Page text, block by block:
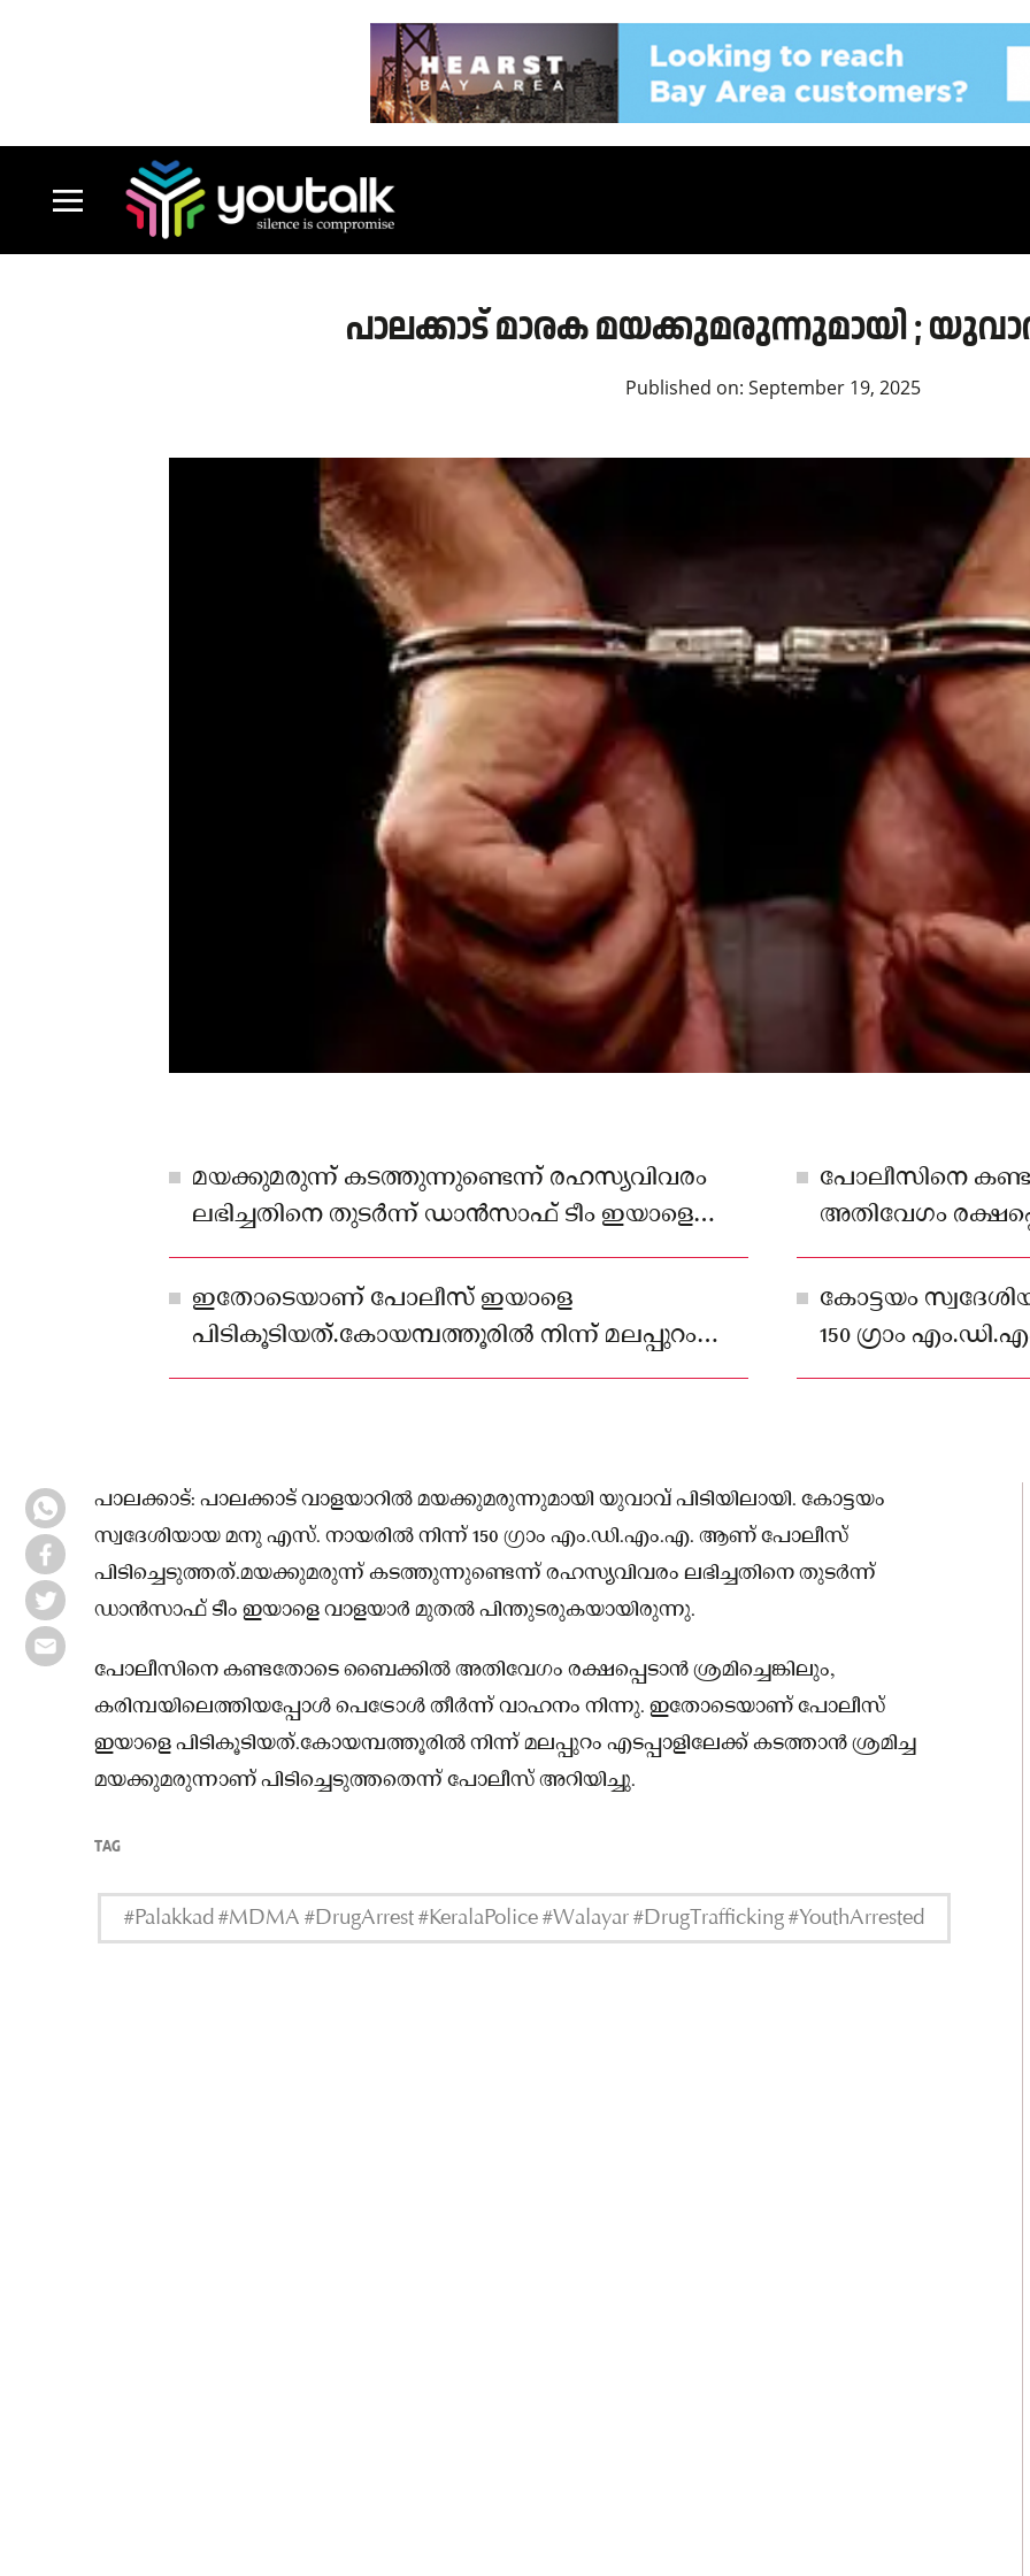
പാലക്കാട് മാരക മയക്കുമരുന്നുമായി ;
Published on: September 19, 2025
മയക്കുമരുന്ന് കടത്തുന്നുണ്ടെന്ന് രഹസ്യവിവരം
ലഭിച്ചതിനെ തുടർന്ന് ഡാൻസാഫ് ടീം ഇയാളെ
വാളയാർ മുതൽ പിന്തുടരുകയായിരുന്നു.
പോലീസിനെ
അതിവേഗം
വാഹനം നിന്നു
ഇതോടെയാണ് പോലീസ് ഇയാളെ
പിടികൂടിയത്.കോയമ്പത്തൂരിൽ നിന്ന് മലപ്പുറം
എടപ്പാളിലേക്ക് കടത്താൻ ശ്രമിച്ച
കോട്ടയം
150 ഗ്രാം
പാലക്കാട്: പാലക്കാട് വാളയാറിൽ മയക്കുമരുന്നുമായി യുവാവ് പിടിയിലായി. കോട്ടയം
സ്വദേശിയായ മനു എസ്. നായരിൽ നിന്ന് 150 ഗ്രാം എം.ഡി.എം.എ. ആണ് പോലീസ്
പിടിച്ചെടുത്തത്.മയക്കുമരുന്ന് കടത്തുന്നുണ്ടെന്ന് രഹസ്യവിവരം ലഭിച്ചതിനെ തുടർന്ന്
ഡാൻസാഫ് ടീം ഇയാളെ വാളയാർ മുതൽ പിന്തുടരുകയായിരുന്നു.
പോലീസിനെ കണ്ടതോടെ ബൈക്കിൽ അതിവേഗം രക്ഷപ്പെടാൻ ശ്രമിച്ചെങ്കിലും,
കരിമ്പയിലെത്തിയപ്പോൾ പെട്രോൾ തീർന്ന് വാഹനം നിന്നു. ഇതോടെയാണ് പോലീസ്
ഇയാളെ പിടികൂടിയത്.കോയമ്പത്തൂരിൽ നിന്ന് മലപ്പുറം എടപ്പാളിലേക്ക് കടത്താൻ ശ്രമിച്ച
മയക്കുമരുന്നാണ് പിടിച്ചെടുത്തതെന്ന് പോലീസ് അറിയിച്ചു.
TAG
#Palakkad #MDMA #DrugArrest #KeralaPolice #Walayar #DrugTrafficking #YouthArrested